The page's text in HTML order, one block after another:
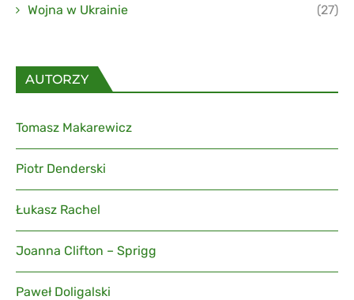
Wojna w Ukrainie (27)
AUTORZY
Tomasz Makarewicz
Piotr Denderski
Łukasz Rachel
Joanna Clifton – Sprigg
Paweł Doligalski